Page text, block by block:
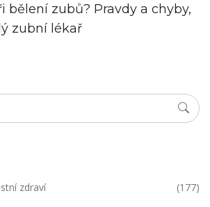
bělení zubů? Pravdy a chyby,
zubní lékař
zdraví (177)